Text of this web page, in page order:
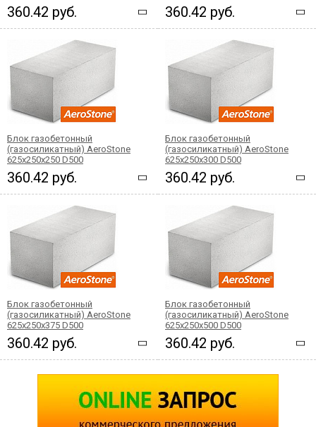
360.42 руб. 360.42 руб.
Блок газобетонный
(газосиликатный) AeroStone
625x250x250 D500
360.42 руб.
Блок газобетонный
(газосиликатный) AeroStone
625x250x300 D500
360.42 руб.
Блок газобетонный
(газосиликатный) AeroStone
625x250x375 D500
360.42 руб.
Блок газобетонный
(газосиликатный) AeroStone
625x250x500 D500
360.42 руб.